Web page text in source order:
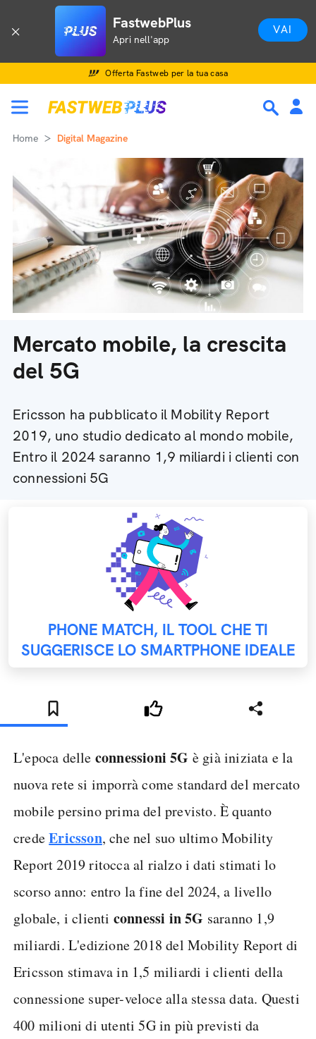
FastwebPlus
Apri nell'app
VAI
Offerta Fastweb per la tua casa
Home Digital Magazine
Mercato mobile, la crescita
del 5G
Ericsson ha pubblicato il Mobility Report
2019, uno studio dedicato al mondo mobile,
Entro il 2024 saranno 1,9 miliardi i clienti con
connessioni 5G
PHONE MATCH, IL TOOL CHE TI
SUGGERISCE LO SMARTPHONE IDEALE
L'epoca delle connessioni 5G è già iniziata e la
nuova rete si imporrà come standard del mercato
mobile persino prima del previsto. È quanto
credeEricsson, che nel suo ultimo Mobility
Report 2019 ritocca al rialzo i dati stimati lo
scorso anno: entro la fine del 2024, a livello
globale, i clienti connessi in 5G saranno 1,9
miliardi. L'edizione 2018 del Mobility Report di
Ericsson stimava in 1,5 miliardi i clienti della
connessione super-veloce alla stessa data. Questi
400 milioni di utenti 5G in più previsti da